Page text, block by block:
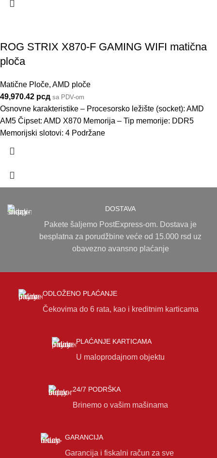
ROG STRIX X870-F GAMING WIFI matična
ploča
Matične Ploče, AMD ploče
49,970.42 рсд sa PDV-om
Osnovne karakteristike – Procesorsko ležište (socket): AMD
AM5 Čipset: AMD X870 Memorija – Tip memorije: DDR5
Memorijski slotovi: 4 Podržane
DOSTAVA
Pakete šaljemo PostExpress-om. Dostava je
besplatna za porudžbine veće od 15.000 rsd uz
obavezno avansno plaćanje
ODLOŽENO PLAĆANJE
Čekovima do 6 rata, kao i kreditnim karticama
PLAĆANJE KARTICAMA
U maloprodajnom objektu
24/7 PODRŠKA
Brinemo o vašim mašinama
GARANCIJA
Garancija i fiskalni račun za sve